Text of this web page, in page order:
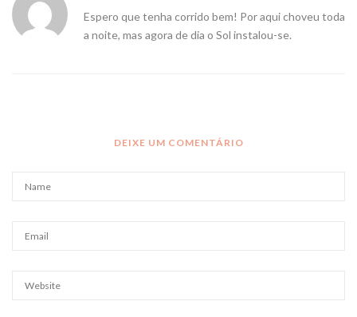
Espero que tenha corrido bem! Por aqui choveu toda
a noite, mas agora de dia o Sol instalou-se.
DEIXE UM COMENTÁRIO